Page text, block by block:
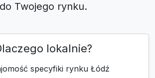
do Twojego rynku.
lokalnie?
specyfiki rynku Łódź